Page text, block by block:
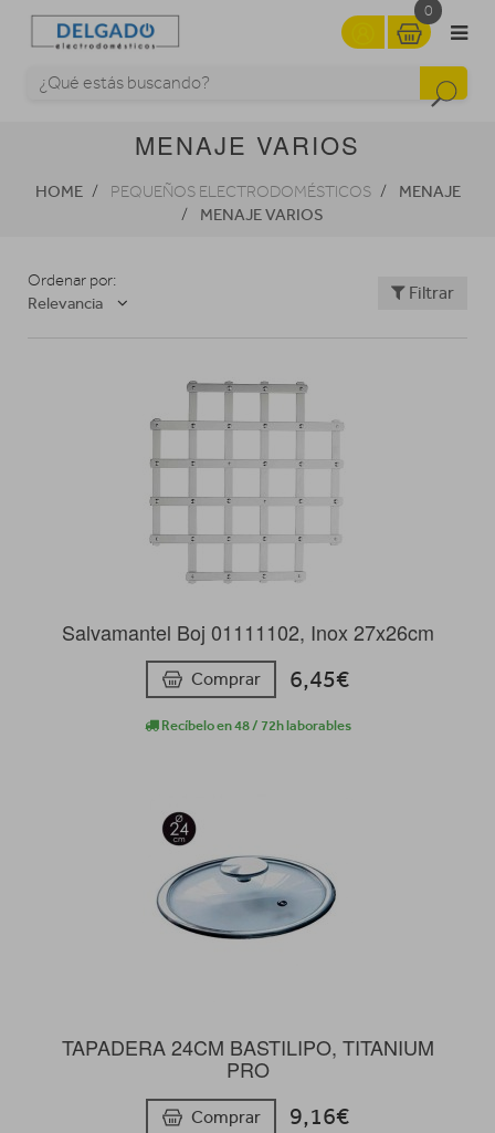
0
MENAJE VARIOS
HOME PEQUEÑOS ELECTRODOMÉSTICOS
MENAJE
MENAJE VARIOS
Ordenar por:
Relevancia
Filtrar
Salvamantel Boj 01111102, Inox 27x26cm
Comprar 6,45€
Recíbelo en 48 / 72h laborables
TAPADERA 24CM BASTILIPO, TITANIUM
PRO
Comprar 9,16€